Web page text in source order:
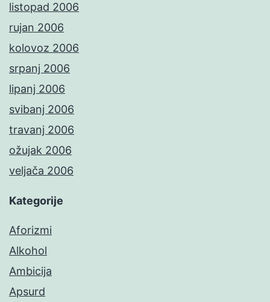
listopad 2006
rujan 2006
kolovoz 2006
srpanj 2006
lipanj 2006
svibanj 2006
travanj 2006
ožujak 2006
veljača 2006
Kategorije
Aforizmi
Alkohol
Ambicija
Apsurd